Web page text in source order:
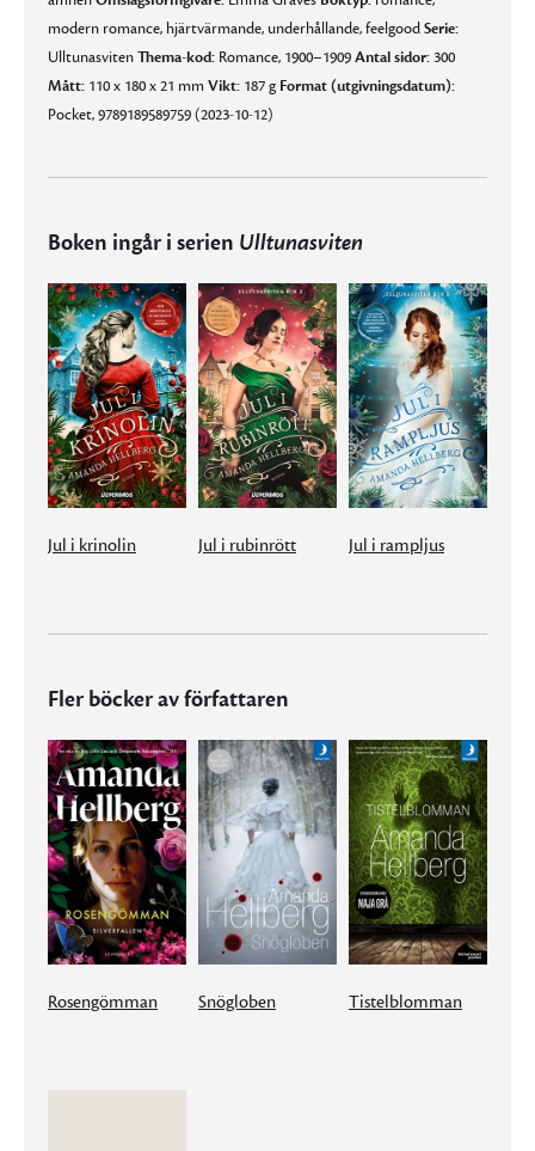
modern romance, hjärtvärmande, underhållande, feelgoodSerie:
UlltunasvitenThema-kod: Romance, 1900–1909Antal sidor:300
Mått: 110 x 180 x 21 mmVikt: 187 g Format (utgivningsdatum):
Pocket, 9789189589759 (2023-10-12)
Boken ingår i serien Ulltunasviten
Jul i krinolin Jul i rubinrött Jul i rampljus
Fler böcker av författaren
Rosengömman Snögloben Tistelblomman